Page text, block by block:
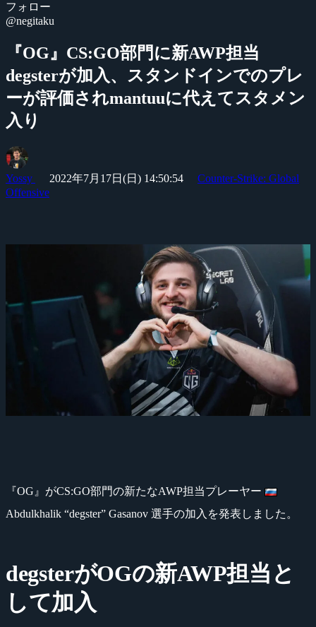
フォロー
@negitaku
『OG』CS:GO部門に新AWP担当
degsterが加入、スタンドインでのプレ
ーが評価されmantuuに代えてスタメン
入り
Yossy 2022年7月17日(日) 14:50:54
Counter-Strike: Global
Offensive
『OG』がCS:GO部門の新たなAWP担当プレーヤー
Abdulkhalik “degster” Gasanov 選手の加入を発表しました。
degsterがOGの新AWP担当と
して加入